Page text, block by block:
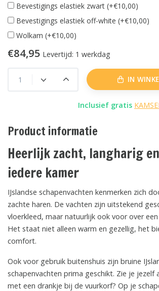
Bevestigings elastiek zwart (+€10,00)
Bevestigings elastiek off-white (+€10,00)
Wolkam (+€10,00)
€84,95 Levertijd: 1 werkdag
IN
Inclusief gratis
Product informatie
Heerlijk zacht, langharig
iedere kamer
IJslandse schapenvachten kenmerken zich
zachte haren. De vachten zijn uitstekend
vloerkleed, maar natuurlijk ook voor over
Het staat niet alleen warm en gezellig, het
comfort.
Ook voor gebruik buitenshuis zijn bruine
schapenvachten prima geschikt. Zie je jezelf
met een drankje bij de vuurkorf? Op je